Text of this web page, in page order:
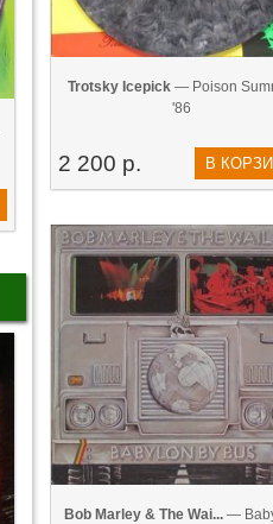
Trotsky Icepick— Poison
'86
2 200 р. В
Bob Marley & The Wai... —